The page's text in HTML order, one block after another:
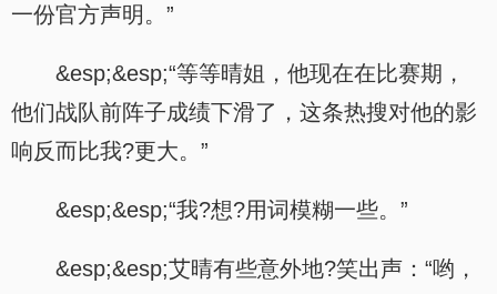
一份官方声明。”
&esp;&esp;“等等晴姐，他现在在比赛期，
他们战队前阵子成绩下滑了，这条热搜对他的影
响反而比我?更大。”
&esp;&esp;“我?想?用词模糊一些。”
&esp;&esp;艾晴有些意外地?笑出声：“哟，